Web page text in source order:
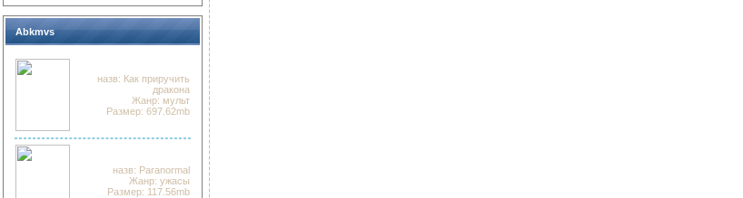
Abkmvs
назв: Как приручить
дракона
Жанр: мульт
Размер: 697.62mb
назв: Paranormal
Жанр: ужасы
Размер: 117.56mb